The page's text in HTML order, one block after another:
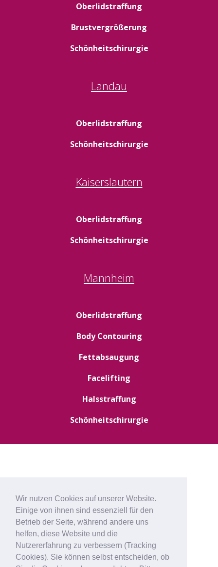
Wir nutzen Cookies auf unserer Website.
Einige von ihnen sind essenziell für den
Betrieb der Seite, während andere uns
helfen, diese Website und die
Nutzererfahrung zu verbessern (Tracking
Cookies). Sie können selbst entscheiden, ob
Oberlidstraffung
Brustvergrößerung
Schönheitschirurgie
Landau
Oberlidstraffung
Schönheitschirurgie
Kaiserslautern
Oberlidstraffung
Schönheitschirurgie
Mannheim
Oberlidstraffung
Body Contouring
Fettabsaugung
Facelifting
Halsstraffung
Schönheitschirurgie